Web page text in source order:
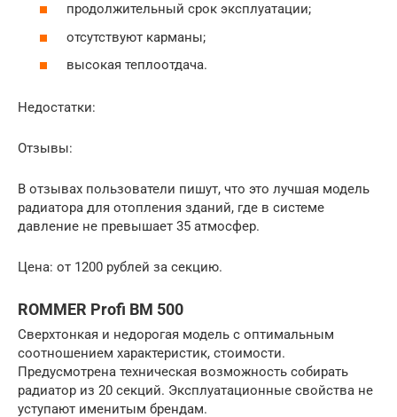
продолжительный срок эксплуатации;
отсутствуют карманы;
высокая теплоотдача.
Недостатки:
Отзывы:
В отзывах пользователи пишут, что это лучшая модель
радиатора для отопления зданий, где в системе
давление не превышает 35 атмосфер.
Цена: от 1200 рублей за секцию.
ROMMER Profi BM 500
Сверхтонкая и недорогая модель с оптимальным
соотношением характеристик, стоимости.
Предусмотрена техническая возможность собирать
радиатор из 20 секций. Эксплуатационные свойства не
уступают именитым брендам.